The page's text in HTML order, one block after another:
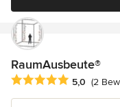
RaumAusbeute®
Durchschnittliche
5,0 (2